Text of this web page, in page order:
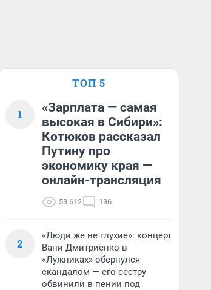
ТОП 5
1
«Зарплата — самая
высокая в Сибири»:
Котюков рассказал
Путину про
экономику края —
онлайн-трансляция
53 612 136
2
«Люди же не глухие»: концерт
Вани Дмитриенко в
«Лужниках» обернулся
скандалом — его сестру
обвинили в пении под